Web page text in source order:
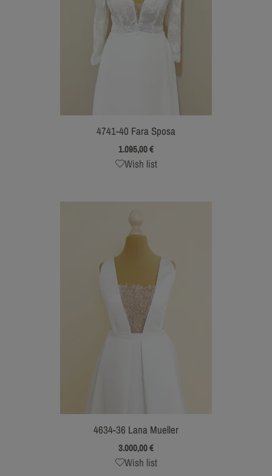
4741-40 Fara Sposa
1.095,00€
Wish list
4634-36 Lana Mueller
3.000,00€
Wish list